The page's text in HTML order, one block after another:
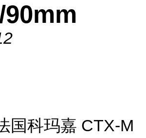
国科玛嘉 CTX-M